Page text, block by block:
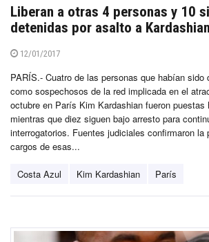
Liberan a otras 4 personas y 10
detenidas por asalto a Kardashian
12/01/2017
PARÍS.- Cuatro de las personas que habían sido
como sospechosos de la red implicada en el
octubre en París Kim Kardashian fueron puestas
mientras que diez siguen bajo arresto para
interrogatorios. Fuentes judiciales confirmaron la
cargos de esas...
Costa Azul Kim Kardashian París